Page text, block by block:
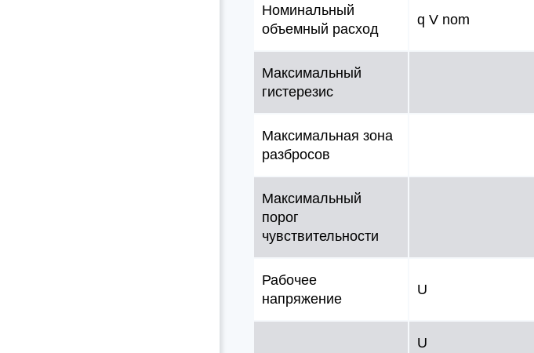
Номинальный
объемный расход
q V nom
Максимальный
гистерезис
Максимальная зона
разбросов
Максимальный
порог
чувствительности
Рабочее
напряжение
U
U